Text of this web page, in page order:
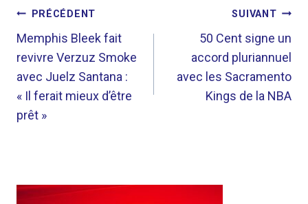
NAVIGATION
DE
L’ARTICLE
PRÉCÉDENT
Memphis Bleek fait
revivre Verzuz Smoke
avec Juelz Santana :
« Il ferait mieux d’être
prêt »
SUIVANT
50 Cent signe un
accord pluriannuel
avec les Sacramento
Kings de la NBA